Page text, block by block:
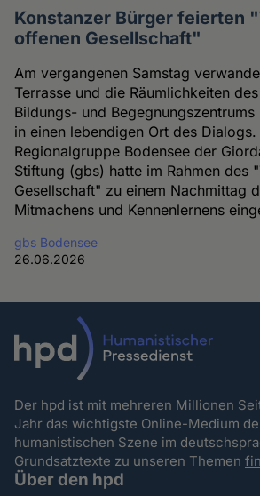
Konstanzer Bürger feierten
offenen Gesellschaft"
Am vergangenen Samstag
Terrasse und die Räumlichkeiten
Bildungs- und
in einen lebendigen Ort des Dialogs.
Regionalgruppe Bodensee der
Stiftung (gbs) hatte im Rahmen des
Gesellschaft" zu einem Nachmittag
Mitmachens und Kennenlernens
gbs Bodensee
26.06.2026
Der hpd ist mit mehreren Millionen
Jahr das wichtigste Online-Medium
humanistischen Szene im
Grundsatztexte zu unseren Themen
Über den hpd